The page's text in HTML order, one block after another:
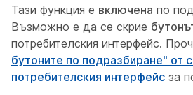
Тази функция е включена по
Възможно е да се скрие
потребителския интерфейс.
бутоните по подразбиране" от
потребителския интерфейс за